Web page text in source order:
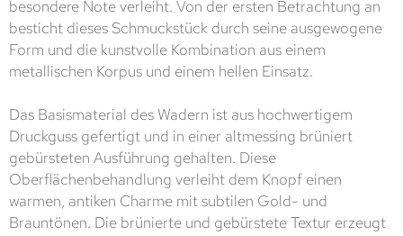
besondere Note verleiht. Von der ersten Betrachtung an
besticht dieses Schmuckstück durch seine ausgewogene
Form und die kunstvolle Kombination aus einem
metallischen Korpus und einem hellen Einsatz.
Das Basismaterial des Wadern ist aus hochwertigem
Druckguss gefertigt und in einer altmessing brüniert
gebürsteten Ausführung gehalten. Diese
Oberflächenbehandlung verleiht dem Knopf einen
warmen, antiken Charme mit subtilen Gold- und
Brauntönen. Die brünierte und gebürstete Textur erzeugt